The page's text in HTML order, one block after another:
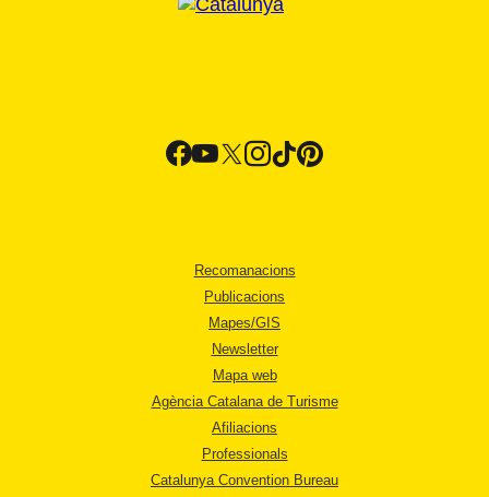
Recomanacions
Publicacions
Mapes/GIS
Newsletter
Mapa web
Agència Catalana de Turisme
Afiliacions
Professionals
Catalunya Convention Bureau